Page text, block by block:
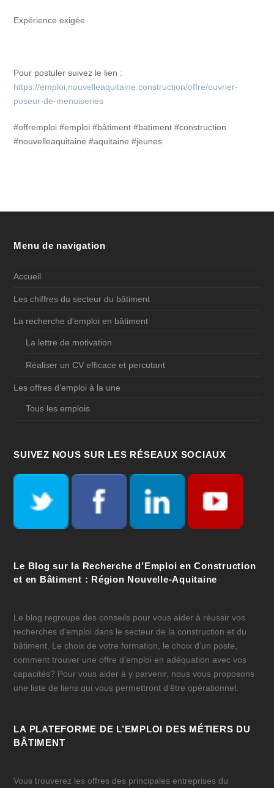
Expérience exigée
Pour postuler suivez le lien :
https://emploi.nouvelleaquitaine.construction/offre/ouvrier-
poseur-de-menuiseries
#offremploi #emploi #bâtiment #batiment #construction
#nouvelleaquitaine #aquitaine #jeunes
Menu de navigation
Accueil
Les chiffres du secteur du bâtiment
La recherche d’emploi en bâtiment
La lettre de motivation
Réaliser un CV efficace et percutant
Les offres d’emploi à la une
Tous les emplois
SUIVEZ NOUS SUR LES RÉSEAUX SOCIAUX
Le Blog sur la Recherche d’Emploi en Construction
et en Bâtiment : Région Nouvelle-Aquitaine
Le blog regroupe des conseils pour vous aider à réussir vos
recherches d'emploi dans le secteur de la construction et du
bâtiment. Le choix de votre formation, le choix d’un poste,
comment trouver une offre d’emploi en adéquation avec vos
capacités? Pour vous aider à y parvenir, nous vous proposons
une liste de liens qui vous permettront d’être opérationnel.
LA PLATEFORME DE L’EMPLOI DES MÉTIERS DU
BÂTIMENT
Vous trouverez les offres des principales entreprises du